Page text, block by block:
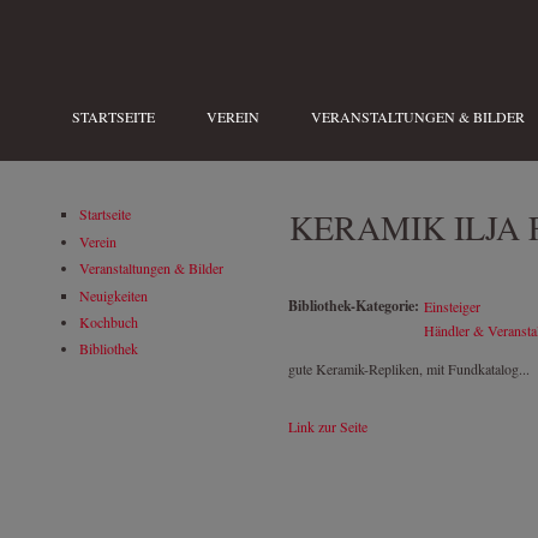
STARTSEITE VEREIN VERANSTALTUNGEN & BILDER
Startseite
Verein
Veranstaltungen & Bilder
Neuigkeiten
Kochbuch
Bibliothek
KERAMIK ILJA
Bibliothek-Kategorie: Einsteiger
Händler &
gute Keramik-Repliken, mit Fundkatalog...
Link zur Seite